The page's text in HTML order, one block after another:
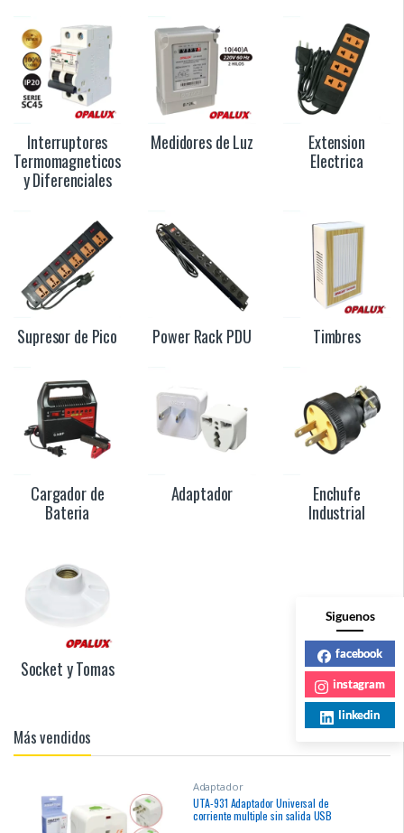
Interruptores
Termomagneticos
y Diferenciales
Medidores de Luz
Extension
Electrica
Supresor de Pico Power Rack PDU Timbres
Cargador de
Bateria
Adaptador
Enchufe
Industrial
Socket y Tomas
Más vendidos
Adaptador
UTA-931 Adaptador Universal de
corriente multiple sin salida USB
Siguenos
facebook
instagram
linkedin